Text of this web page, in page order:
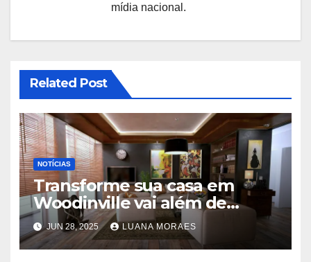
mídia nacional.
Related Post
NOTÍCIAS
Transforme sua casa em
Woodinville vai além de
trocar pisos
JUN 28, 2025 LUANA MORAES